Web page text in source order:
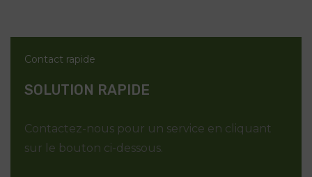
Contact rapide
SOLUTION RAPIDE
Contactez-nous pour un service en cliquant
sur le bouton ci-dessous.